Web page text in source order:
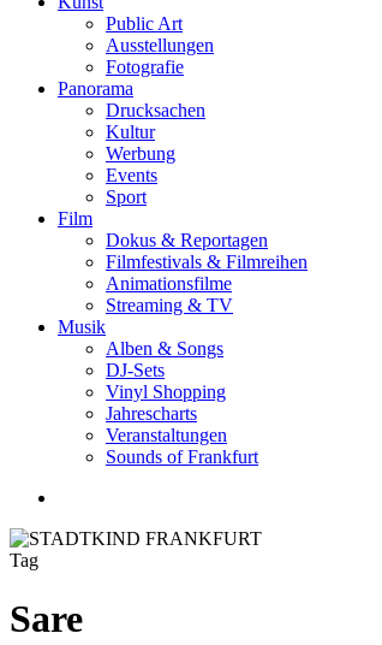
Public Art
Ausstellungen
Fotografie
Panorama
Drucksachen
Kultur
Werbung
Events
Sport
Film
Dokus & Reportagen
Filmfestivals & Filmreihen
Animationsfilme
Streaming & TV
Musik
Alben & Songs
DJ-Sets
Vinyl Shopping
Jahrescharts
Veranstaltungen
Sounds of Frankfurt
Tag
Sare